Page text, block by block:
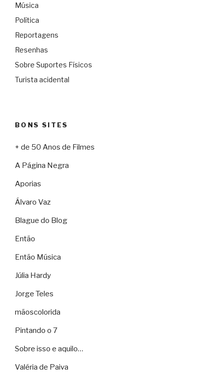
Música
Política
Reportagens
Resenhas
Sobre Suportes Físicos
Turista acidental
BONS SITES
+ de 50 Anos de Filmes
A Página Negra
Aporias
Álvaro Vaz
Blague do Blog
Então
Então Música
Júlia Hardy
Jorge Teles
mãoscolorida
Pintando o 7
Sobre isso e aquilo…
Valéria de Paiva